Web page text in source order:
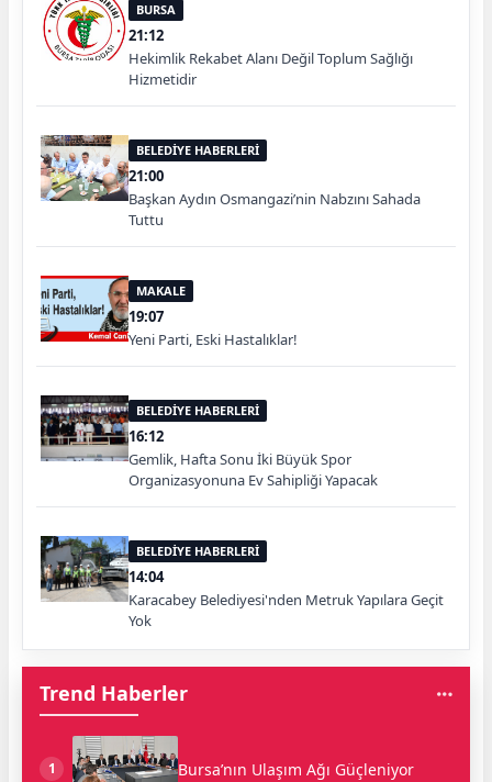
BURSA
21:12
Hekimlik Rekabet Alanı Değil Toplum Sağlığı
Hizmetidir
BELEDİYE HABERLERİ
21:00
Başkan Aydın Osmangazi’nin Nabzını Sahada
Tuttu
MAKALE
19:07
Yeni Parti, Eski Hastalıklar!
BELEDİYE HABERLERİ
16:12
Gemlik, Hafta Sonu İki Büyük Spor
Organizasyonuna Ev Sahipliği Yapacak
BELEDİYE HABERLERİ
14:04
Karacabey Belediyesi'nden Metruk Yapılara Geçit
Yok
Trend Haberler
1 Bursa’nın Ulaşım Ağı Güçleniyor